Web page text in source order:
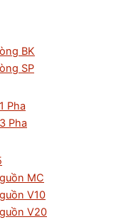
BK
SP
Pha
Pha
MC
V10
V20